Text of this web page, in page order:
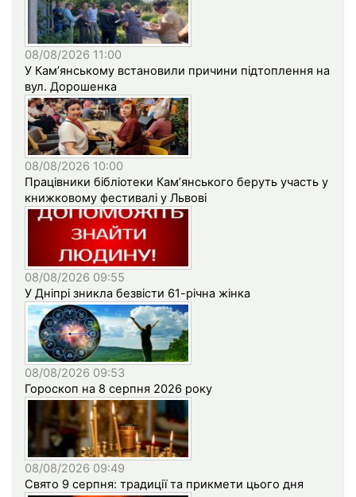
08/08/2026 11:00
У Кам’янському встановили причини підтоплення на
вул. Дорошенка
08/08/2026 10:00
Працівники бібліотеки Кам’янського беруть участь у
книжковому фестивалі у Львові
08/08/2026 09:55
У Дніпрі зникла безвісти 61-річна жінка
08/08/2026 09:53
Гороскоп на 8 серпня 2026 року
08/08/2026 09:49
Свято 9 серпня: традиції та прикмети цього дня